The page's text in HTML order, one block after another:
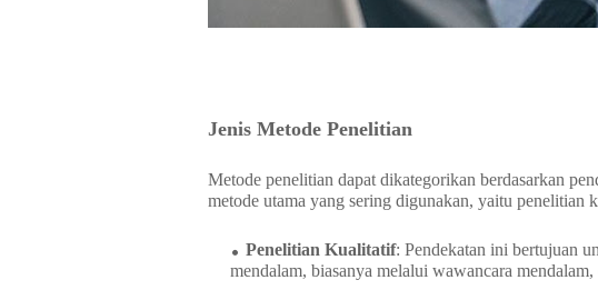
Jenis Metode Penelitian
Metode penelitian dapat dikategorikan berdasarkan
metode utama yang sering digunakan, yaitu penelitian
Penelitian Kualitatif: Pendekatan ini bertujuan
mendalam, biasanya melalui wawancara